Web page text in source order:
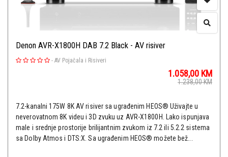
Denon AVR-X1800H DAB 7.2 Black - AV risiver
- AV Pojačala i Risiveri
1.058,00 KM
1.238,00KM
7.2-kanalni 175W 8K AV risiver sa ugrađenim HEOS® Uživajte u
neverovatnom 8K videu i 3D zvuku uz AVR-X1800H. Lako ispunjava
male i srednje prostorije brilijantnim zvukom iz 7.2 ili 5.2.2 sistema
sa Dolby Atmos i DTS:X. Sa ugrađenim HEOS® možete bež...